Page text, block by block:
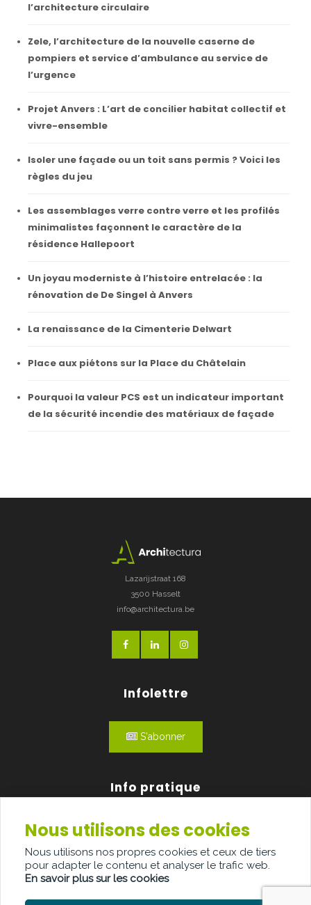
l’architecture circulaire
Zele, l’architecture de la nouvelle caserne de
pompiers et service d’ambulance au service de
l’urgence
Projet Anvers : L’art de concilier habitat collectif et
vivre-ensemble
Isoler une façade ou un toit sans permis ? Voici les
règles du jeu
Les assemblages verre contre verre et les profilés
minimalistes façonnent le caractère de la
résidence Hallepoort
Un joyau moderniste à l’histoire entrelacée : la
rénovation de De Singel à Anvers
La renaissance de la Cimenterie Delwart
Place aux piétons sur la Place du Châtelain
Pourquoi la valeur PCS est un indicateur important
de la sécurité incendie des matériaux de façade
Lazarijstraat 168
3500 Hasselt
info@architectura.be
Infolettre
S'abonner
Info pratique
Qui sommes-nous?
Publicité
Contact
Nous utilisons des cookies
Nous utilisons nos propres cookies et ceux de tiers
pour adapter le contenu et analyser le trafic web.
En savoir plus sur les cookies